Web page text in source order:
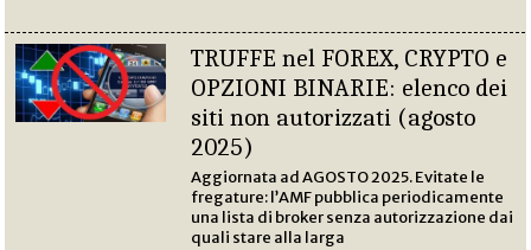
TRUFFE nel FOREX, CRYPTO e
OPZIONI BINARIE: elenco dei
siti non autorizzati (agosto
2025)
Aggiornata ad AGOSTO 2025. Evitate le
fregature: l’AMF pubblica periodicamente
una lista di broker senza autorizzazione dai
quali stare alla larga